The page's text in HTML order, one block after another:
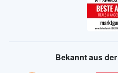
Bekannt aus